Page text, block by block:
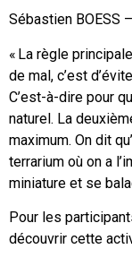
Sébastien BOESS
« La règle
de mal, c’est
C’est-à-dire pour
naturel. La
maximum. On dit
terrarium où on a
miniature et se
Pour les
découvrir cette